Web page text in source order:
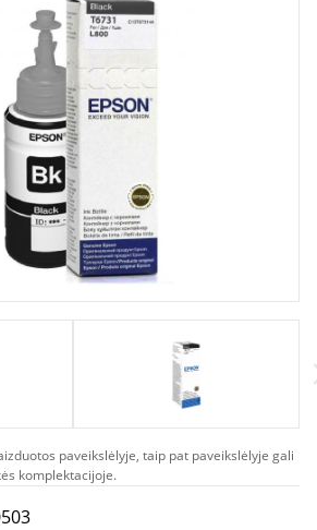
paveikslėlyje, taip pat paveikslėlyje gali
komplektacijoje.